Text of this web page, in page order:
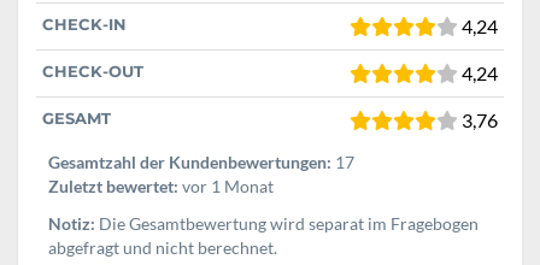
CHECK-IN 4,24
CHECK-OUT 4,24
GESAMT 3,76
Gesamtzahl der Kundenbewertungen: 17
Zuletzt bewertet: vor 1 Monat
Notiz: Die Gesamtbewertung wird separat im Fragebogen
abgefragt und nicht berechnet.